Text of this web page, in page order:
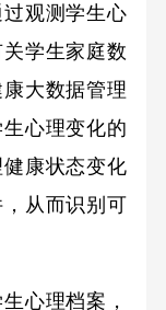
观测学生心
学生家庭数
大数据管理
心理变化的
康状态变化
从而识别可
心理档案，